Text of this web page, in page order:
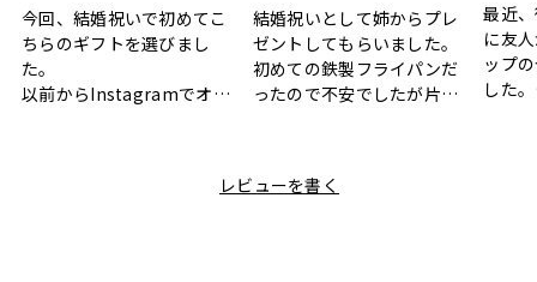
今回、結婚祝いで初めてこ
ちらのギフトを選びまし
た。
以前からInstagramでオシ
と大好きなカレーのセット
結婚祝いとして姉からプレ
ゼントしてもらいました。
初めての鉄製フライパンだ
ったので不安でしたが片手
利です。洗い物も減って一
最近
に友
ップ
した。
レビューを書く